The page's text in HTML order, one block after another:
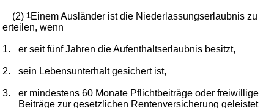
(2)1Einem Ausländer ist die Niederlassungserlaubnis zu
erteilen, wenn
1. er seit fünf Jahren die Aufenthaltserlaubnis besitzt,
2. sein Lebensunterhalt gesichert ist,
3.
er mindestens 60 Monate Pflichtbeiträge oder freiwillige
Beiträge zur gesetzlichen Rentenversicherung geleistet